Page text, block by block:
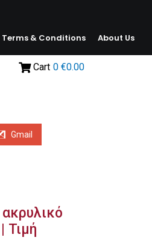
Terms & Conditions About Us
Cart 0 €0.00
Gmail
Τιμή